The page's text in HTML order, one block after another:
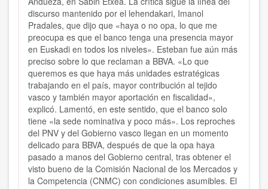
discurso mantenido por el lehendakari, Imanol
Pradales, que dijo que «haya o no opa, lo que me
preocupa es que el banco tenga una presencia mayor
en Euskadi en todos los niveles». Esteban fue aún más
preciso sobre lo que reclaman a BBVA. «Lo que
queremos es que haya más unidades estratégicas
trabajando en el país, mayor contribución al tejido
vasco y también mayor aportación en fiscalidad»,
explicó. Lamentó, en este sentido, que el banco solo
tiene «la sede nominativa y poco más». Los reproches
del PNV y del Gobierno vasco llegan en un momento
delicado para BBVA, después de que la opa haya
pasado a manos del Gobierno central, tras obtener el
visto bueno de la Comisión Nacional de los Mercados y
la Competencia (CNMC) con condiciones asumibles. El